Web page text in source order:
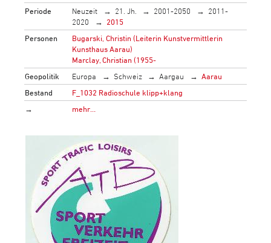
Periode
Neuzeit 21. Jh. 2001-2050
2011-
2020
2015
Personen
Bugarski, Christin (Leiterin Kunstvermittlerin
Kunsthaus Aarau)
Marclay, Christian (1955-
Geopolitik
Europa Schweiz Aargau
Aarau
Bestand
F_1032 Radioschule klipp+klang
→
mehr…